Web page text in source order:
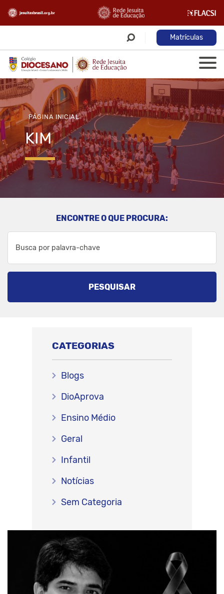
Matrículas
PÁGINA INICIAL
KIM
ENCONTRE O QUE PROCURA:
PESQUISAR
CATEGORIAS
Blogs
DioAprova
Ensino Médio
Geral
Infantil
Notícias
Sem Categoria